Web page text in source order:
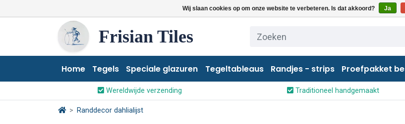
Wij slaan cookies op om onze website te verbeteren. Is dat akkoord? Ja
Frisian Tiles
Home Tegels Speciale glazuren Tegeltableaus Randjes - strips Proefpakket
Wereldwijde verzending Traditioneel handgemaakt
Randdecor dahlialijst